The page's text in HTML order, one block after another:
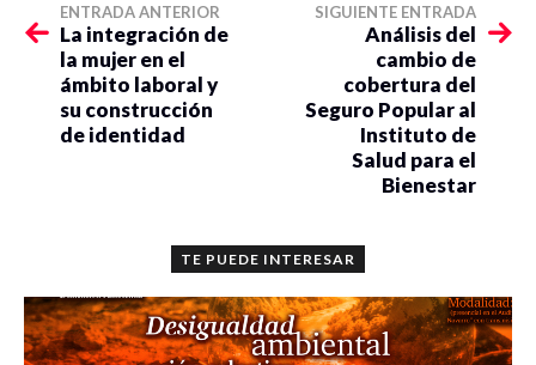
ENTRADA ANTERIOR
La integración de
la mujer en el
ámbito laboral y
su construcción
de identidad
SIGUIENTE ENTRADA
Análisis del
cambio de
cobertura del
Seguro Popular al
Instituto de
Salud para el
Bienestar
TE PUEDE INTERESAR